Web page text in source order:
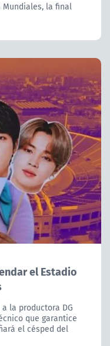
la final
el Estadio
la productora DG
que garantice
el césped del